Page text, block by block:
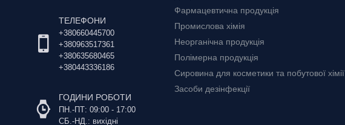
ТЕЛЕФОНИ
+380660445700
+380963517361
+380635680465
+380443336186
ГОДИНИ РОБОТИ
ПН.-ПТ: 09:00 - 17:00
СБ.-НД.: вихідні
Фармацевтична продукція
Промислова хімія
Неорганічна продукція
Полімерна продукція
Сировина для косметики та побутової хімії
Засоби дезінфекції